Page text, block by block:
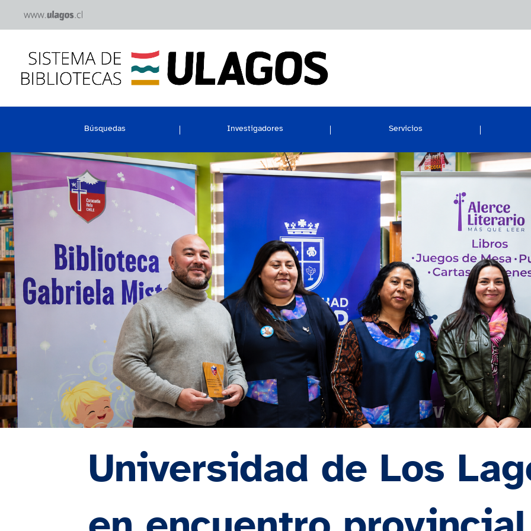
Búsquedas Investigadores Servicios
Universidad de Los